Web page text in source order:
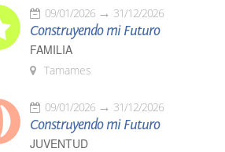
09/01/2026 31/12/2026
Construyendo mi Futuro
FAMILIA
Tamames
09/01/2026 31/12/2026
Construyendo mi Futuro
JUVENTUD